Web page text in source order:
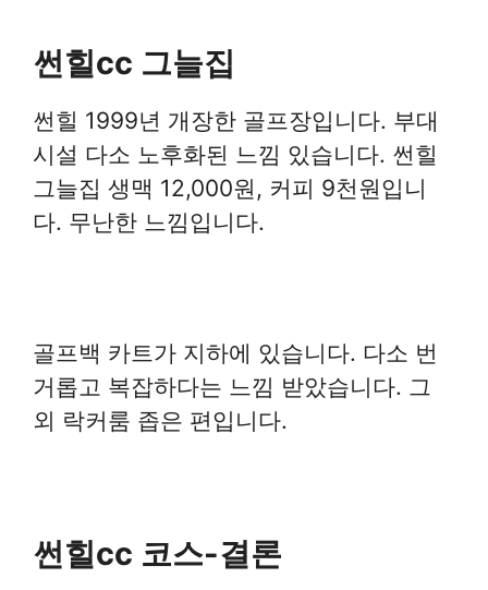
썬힐cc 그늘집
썬힐 1999년 개장한 골프장입니다. 부대
시설 다소 노후화된 느낌 있습니다. 썬힐
그늘집 생맥 12,000원, 커피 9천원입니
다. 무난한 느낌입니다.
골프백 카트가 지하에 있습니다. 다소 번
거롭고 복잡하다는 느낌 받았습니다. 그
외 락커룸 좁은 편입니다.
썬힐cc 코스-결론